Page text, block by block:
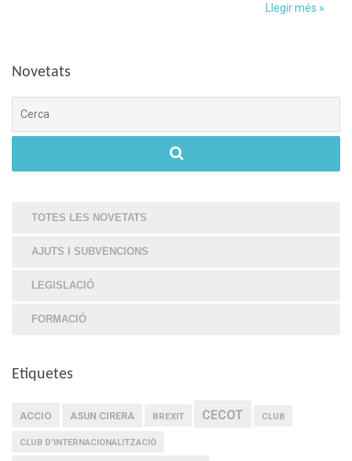
Llegir més »
Novetats
TOTES LES NOVETATS
AJUTS I SUBVENCIONS
LEGISLACIÓ
FORMACIÓ
Etiquetes
ACCIO ASUN CIRERA BREXIT CECOT CLUB
CLUB D'INTERNACIONALITZACIÓ